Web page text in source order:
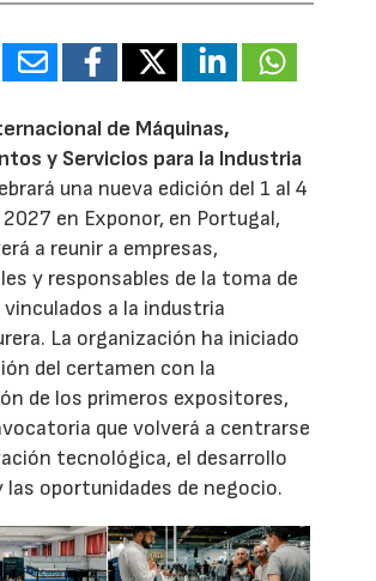
de Máquinas,
y Servicios para la Industria
una nueva edición del 1 al 4
2027 en Exponor, en Portugal,
a reunir a empresas,
y responsables de la toma de
a la industria
La organización ha iniciado
del certamen con la
de los primeros expositores,
que volverá a centrarse
tecnológica, el desarrollo
las oportunidades de negocio.